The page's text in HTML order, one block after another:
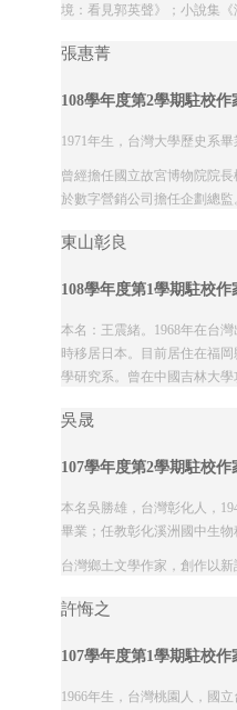
境：看見郭英聲》；小說集
張惠菁
108學年度第2學期駐校作
1971年生，台灣大學歷史系
曾經擔任國立故宮博物院院長
於數字營銷公司擔任企劃總監
東山彰良
108學年度第1學期駐校作
本名：王震緒。1968年在台
時移居日本。目前居住在福
學研究系。曾在中國吉林大
吳晟
107學年度第2學期駐校作
本名吳勝雄，台灣彰化人，
畢業；任教彰化溪洲國中生物
台灣鄉土文學作家，創作以
許悔之
107學年度第1學期駐校作
1966年生，台灣桃園人，國